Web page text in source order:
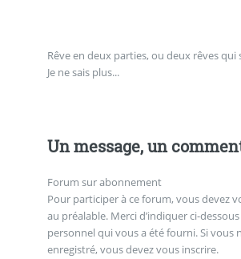
Rêve en deux parties, ou deux rêves qui
Je ne sais plus...
Un message, un
Forum sur abonnement
Pour participer à ce forum, vous devez
au préalable. Merci d’indiquer ci-
personnel qui vous a été fourni. Si vous
enregistré, vous devez vous inscrire.